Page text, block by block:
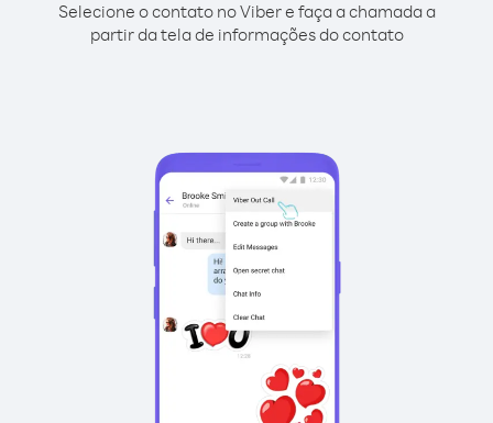
Selecione o contato no Viber e faça a chamada a
partir da tela de informações do contato